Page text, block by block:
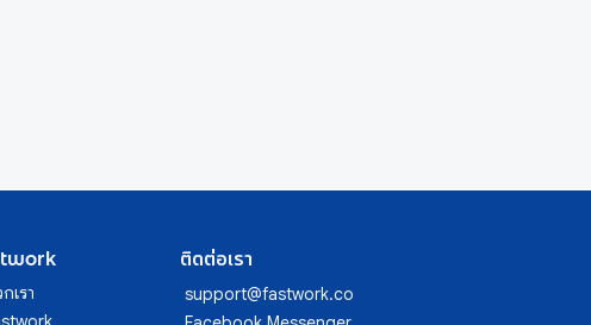
เรา
ติดต่อเรา
support@fastwork.co